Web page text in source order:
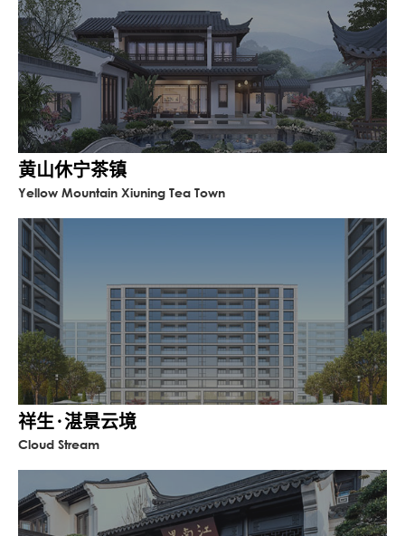
黄山休宁茶镇
Yellow Mountain Xiuning Tea Town
祥生·湛景云境
Cloud Stream